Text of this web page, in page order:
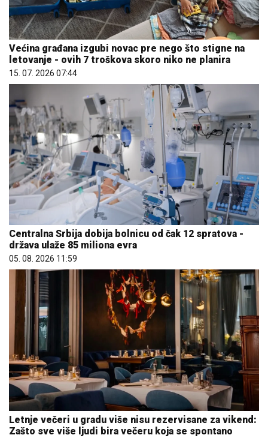
Većina građana izgubi novac pre nego što stigne na
letovanje - ovih 7 troškova skoro niko ne planira
15. 07. 2026 07:44
Centralna Srbija dobija bolnicu od čak 12 spratova -
država ulaže 85 miliona evra
05. 08. 2026 11:59
Letnje večeri u gradu više nisu rezervisane za vikend:
Zašto sve više ljudi bira večeru koja se spontano